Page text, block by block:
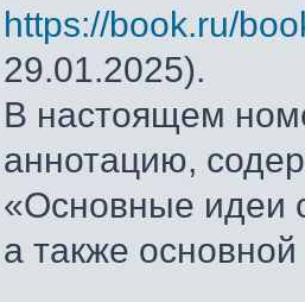
https://book.ru/
29.01.2025).
В настоящем
аннотацию,
«Основные идеи
а также